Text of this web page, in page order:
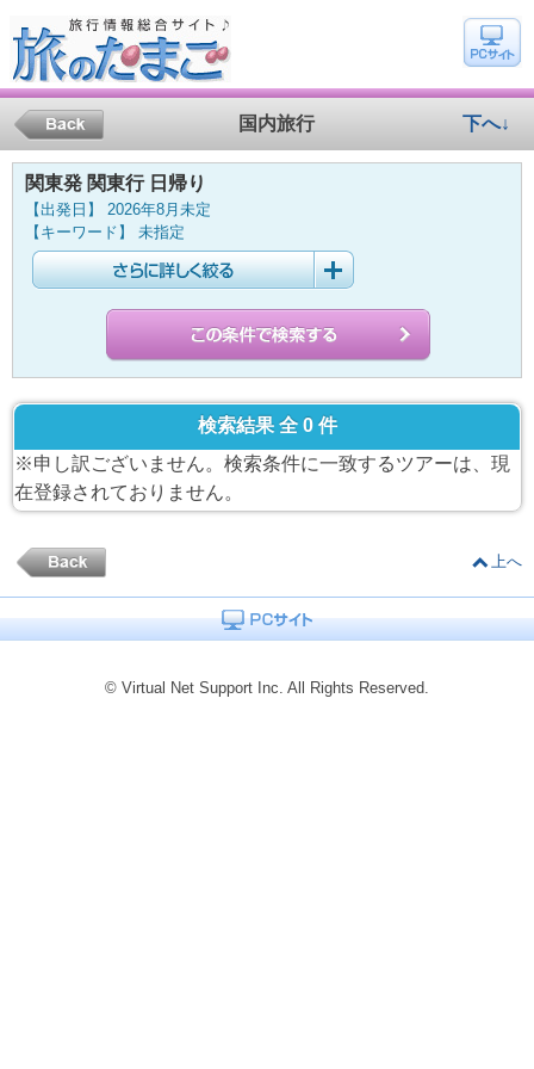
国内旅行 下へ↓
関東発 関東行 日帰り
【出発日】 2026年8月未定
【キーワード】 未指定
検索結果 全 0 件
※申し訳ございません。検索条件に一致するツアーは、現
在登録されておりません。
上へ
© Virtual Net Support Inc. All Rights Reserved.